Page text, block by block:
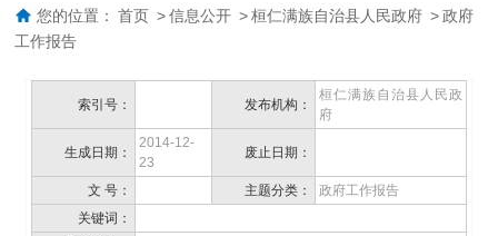
您的位置： 首页 > 信息公开 > 桓仁满族自治县人民政府 > 政府
工作报告
索引号： 发布机构：
桓仁满族自治县人民政
府
生成日期：
2014-12-
23
废止日期：
文 号： 主题分类：
政府工作报告
关键词：